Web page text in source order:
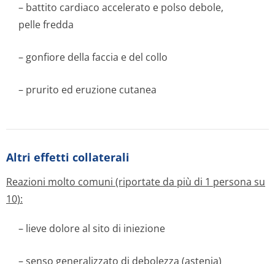
– battito cardiaco accelerato e polso debole,
pelle fredda
– gonfiore della faccia e del collo
– prurito ed eruzione cutanea
Altri effetti collaterali
Reazioni molto comuni (riportate da più di 1 persona su
10):
– lieve dolore al sito di iniezione
– senso generalizzato di debolezza (astenia)